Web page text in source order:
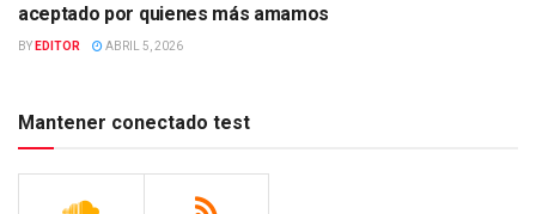
aceptado por quienes más amamos
BY EDITOR ABRIL 5, 2026
Mantener conectado test